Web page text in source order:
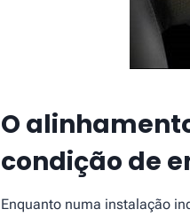
O
condição de
Enquanto numa instalação